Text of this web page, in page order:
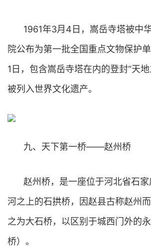
1961年3月4日，嵩岳寺塔被中
院公布为第一批全国重点文物保护
1日，包含嵩岳寺塔在内的登封“天
被列入世界文化遗产。
九、天下第一桥——赵州桥
赵州桥，是一座位于河北省石
河之上的石拱桥，因赵县古称赵州
之为大石桥，以区别于城西门外的
桥）。